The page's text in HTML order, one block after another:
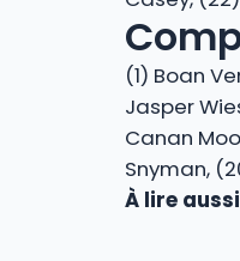
(1) Boan
Jasper
Canan
Snyman,
À lire aussi